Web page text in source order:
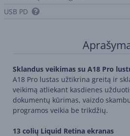
USB PD
Sklandus veikimas su A18 Pro
A18 Pro lustas užtikrina greitą ir
veikimą atliekant kasdienes
dokumentų kūrimas, vaizdo
programos veikia be trikdžių.
13 colių Liquid Retina ekranas